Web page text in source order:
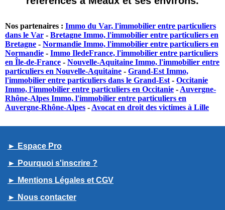
Nos partenaires : Immo du Var, l'immobilier entre particuliers
dans le Var - Bretagne Immo, l'immobilier entre particuliers en
Bretagne - Normandie Immo, l'immobilier entre particuliers en
Normandie - Immo IledeFrance, l'immobilier entre particuliers
en Île-de-France - Nouvelle-Aquitaine Immo, l'immobilier entre
particuliers en Nouvelle-Aquitaine - Grand-Est Immo,
l'immobilier entre particuliers dans le Grand-Est - Occitanie
Immo, l'immobilier entre particuliers en Occitanie - Auvergne-
Rhône-Alpes Immo, l'immobilier entre particuliers en
Auvergne-Rhône-Alpes - Avocat en droit des victimes à Lille
► Espace Pro
► Pourquoi s'inscrire ?
► Mentions Légales et CGV
► Nous contacter